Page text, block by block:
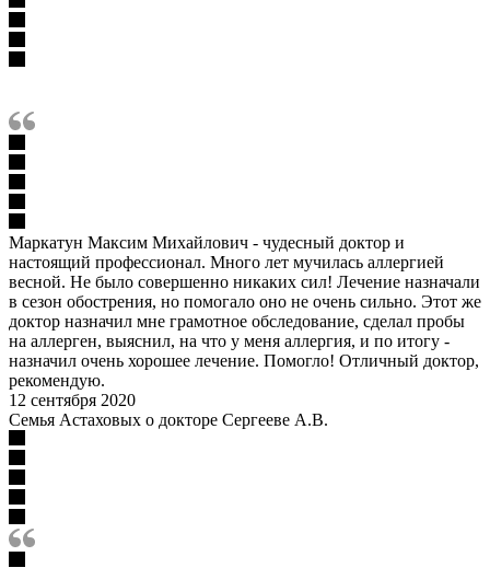
Маркатун Максим Михайлович - чудесный доктор и
настоящий профессионал. Много лет мучилась аллергией
весной. Не было совершенно никаких сил! Лечение назначали
в сезон обострения, но помогало оно не очень сильно. Этот же
доктор назначил мне грамотное обследование, сделал пробы
на аллерген, выяснил, на что у меня аллергия, и по итогу -
назначил очень хорошее лечение. Помогло! Отличный доктор,
рекомендую.
12 сентября 2020
Семья Астаховых о докторе Сергееве А.В.